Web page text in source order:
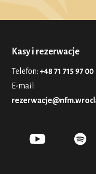
Kasy i rezerwacje
Telefon: +48 71 715 97 00
E-mail: